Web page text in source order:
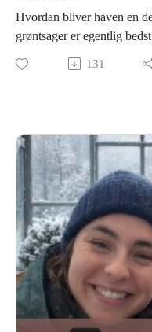
Hvordan bliver haven en
grøntsager er egentlig
kunne opbevare mad hele
efter år?
forsyningssikkerhed og
klima.
Sammen taler de om
Gardens, hvorfor haven
hvordan helt almindelige
egen mad uden at være
Du får også indblik i,
spinat, solsikker og
hvorfor det at lære at tage
end vi tror.
131